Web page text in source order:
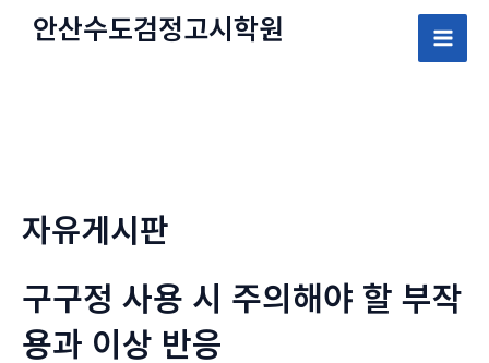
안산수도검정고시학원
Main
자유게시판
구구정 사용 시 주의해야 할 부작
용과 이상 반응